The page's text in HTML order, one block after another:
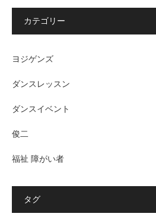
カテゴリー
ヨジゲンズ
ダンスレッスン
ダンスイベント
俊二
福祉 障がい者
タグ